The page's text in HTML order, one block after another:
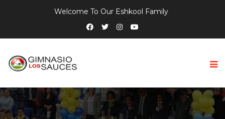
Welcome To Our Eshkool Family